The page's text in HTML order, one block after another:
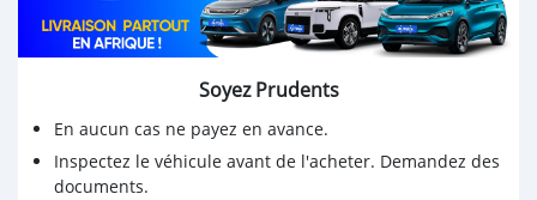
Soyez Prudents
En aucun cas ne payez en avance.
Inspectez le véhicule avant de l'acheter. Demandez des
documents.